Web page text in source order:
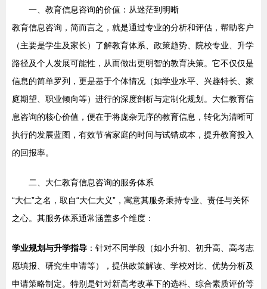
一、教育信息咨询的价值：从迷茫到明晰
教育信息咨询，简而言之，就是通过专业的分析和评估，帮助客户
（主要是学生及家长）了解教育体系、政策趋势、院校专业、升学
路径及个人发展可能性，从而做出更明智的教育决策。它不仅仅是
信息的简单罗列，更是基于个体情况（如学业水平、兴趣特长、家
庭期望、职业倾向等）进行的深度剖析与定制化规划。大仁教育信
息咨询的核心价值，便在于将庞杂无序的教育信息，转化为清晰可
执行的发展蓝图，有效节省家庭的时间与试错成本，提升教育投入
的回报率。
二、大仁教育信息咨询的服务体系
“大仁”之名，取自“大仁大义”，寓意其服务秉持专业、责任与关怀
之心。其服务体系通常涵盖多个维度：
学业规划与升学指导 ：针对不同学段（如小升初、初升高、高考志
愿填报、研究生申请等），提供政策解读、学校对比、优势分析及
申请策略制定。特别是针对新高考改革下的选科、综合素质评价等